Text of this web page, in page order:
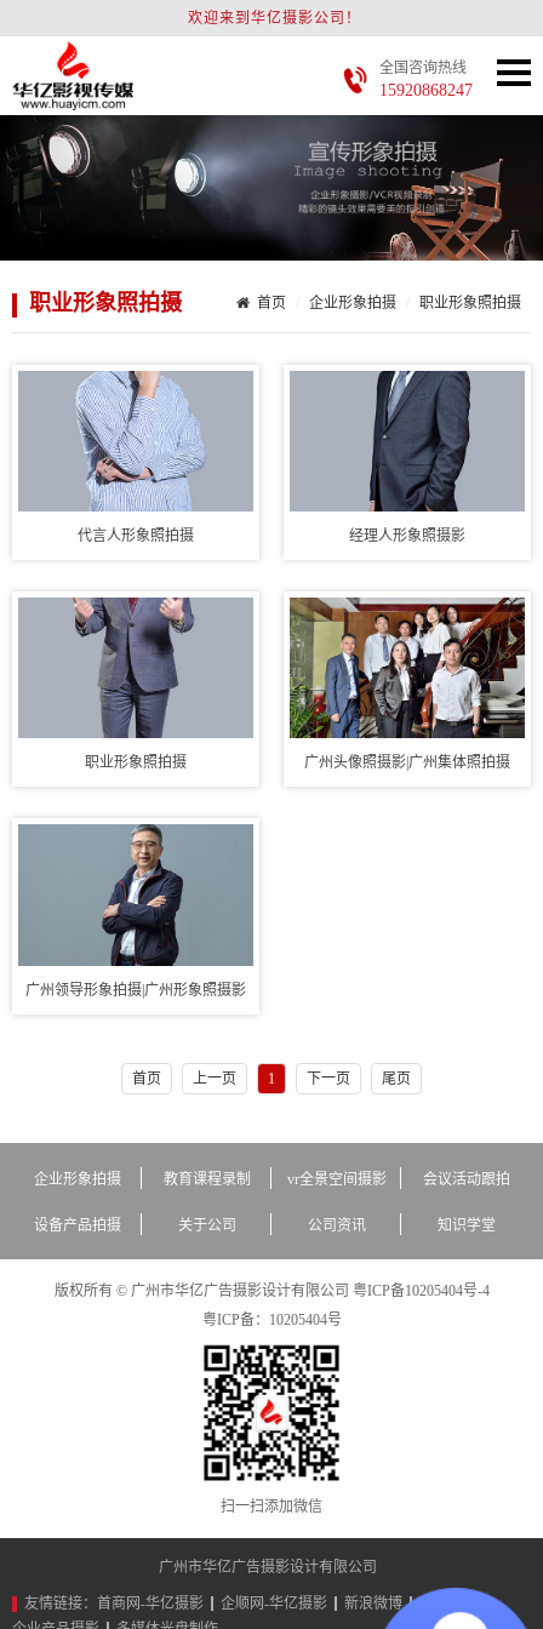
欢迎来到华亿摄影公司！
全国咨询热线
15920868247
职业形象照拍摄 首页 企业形象拍摄 职业形象照拍摄
代言人形象照拍摄 经理人形象照摄影
职业形象照拍摄 广州头像照摄影|广州集体照拍摄
广州领导形象拍摄|广州形象照摄影
首页 上一页 1 下一页 尾页
企业形象拍摄 教育课程录制 vr全景空间摄影 会议活动跟拍
设备产品拍摄 关于公司 公司资讯 知识学堂
版权所有 © 广州市华亿广告摄影设计有限公司 粤ICP备10205404号-4
粤ICP备：
10205404号
扫一扫添加微信
广州市华亿广告摄影设计有限公司
友情链接： 首商网-华亿摄影 企顺网-华亿摄影 新浪微博
广告设计